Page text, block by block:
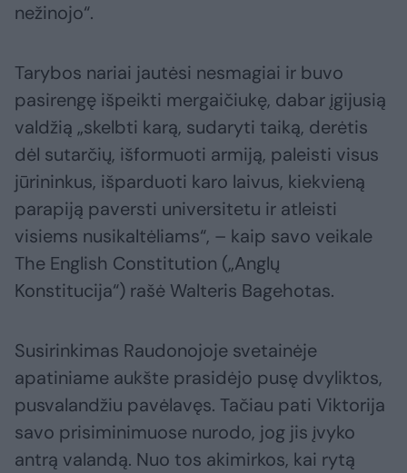
nežinojo“.
Tarybos nariai jautėsi nesmagiai ir buvo
pasirengę išpeikti mergaičiukę, dabar įgijusią
valdžią „skelbti karą, sudaryti taiką, derėtis
dėl sutarčių, išformuoti armiją, paleisti visus
jūrininkus, išparduoti karo laivus, kiekvieną
parapiją paversti universitetu ir atleisti
visiems nusikaltėliams“, – kaip savo veikale
The English Constitution („Anglų
Konstitucija“) rašė Walteris Bagehotas.
Susirinkimas Raudonojoje svetainėje
apatiniame aukšte prasidėjo pusę dvyliktos,
pusvalandžiu pavėlavęs. Tačiau pati Viktorija
savo prisiminimuose nurodo, jog jis įvyko
antrą valandą. Nuo tos akimirkos, kai rytą